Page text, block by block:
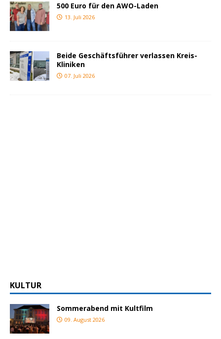
500 Euro für den AWO-Laden
13. Juli 2026
Beide Geschäftsführer verlassen Kreis-
Kliniken
07. Juli 2026
KULTUR
Sommerabend mit Kultfilm
09. August 2026